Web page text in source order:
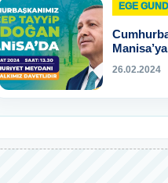
EGE
26.02.2024